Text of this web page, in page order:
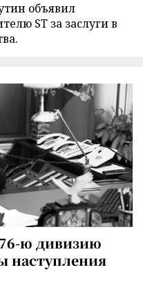
объявил
ST за заслуги в
ю дивизию
наступления